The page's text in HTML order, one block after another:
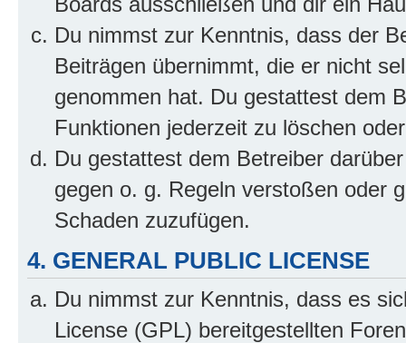
Du nimmst zur Kenntnis, dass der
Beiträgen übernimmt, die er nicht
genommen hat. Du gestattest dem
Funktionen jederzeit zu löschen
Du gestattest dem Betreiber
gegen o. g. Regeln verstoßen oder
Schaden zuzufügen.
4. GENERAL PUBLIC LICENSE
Du nimmst zur Kenntnis, dass es
License (GPL) bereitgestellten